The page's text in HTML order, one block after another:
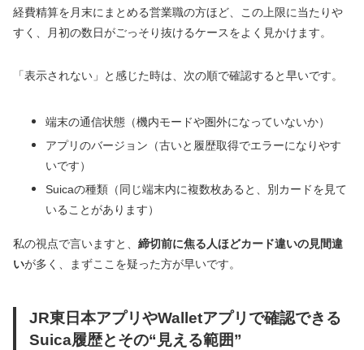
経費精算を月末にまとめる営業職の方ほど、この上限に当たりや
すく、月初の数日がごっそり抜けるケースをよく見かけます。
「表示されない」と感じた時は、次の順で確認すると早いです。
端末の通信状態（機内モードや圏外になっていないか）
アプリのバージョン（古いと履歴取得でエラーになりやす
いです）
Suicaの種類（同じ端末内に複数枚あると、別カードを見て
いることがあります）
私の視点で言いますと、 締切前に焦る人ほどカード違いの見間違
いが多く、まずここを疑った方が早いです。
JR東日本アプリやWalletアプリで確認できる
Suica履歴とその“見える範囲”